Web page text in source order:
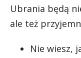
Ubrania będą
ale też
Nie wiesz,